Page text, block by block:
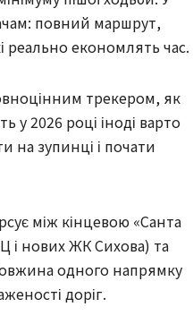
повний маршрут,
реально економлять час.
трекером, як
у 2026 році іноді варто
на зупинці і почати
між кінцевою «Санта
і нових ЖК Сихова) та
одного напрямку
доріг.